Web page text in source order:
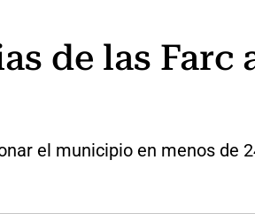
de las Farc
el municipio en menos de